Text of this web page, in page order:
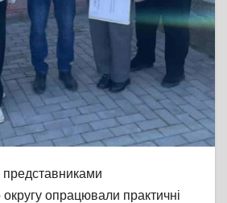
представниками
округу опрацювали практичні